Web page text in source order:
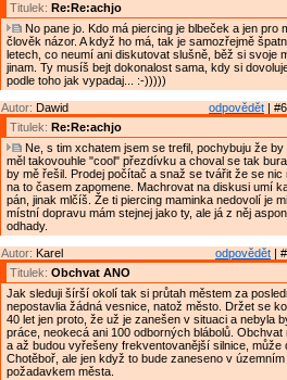
Titulek: Re:Re:achjo
No pane jo. Kdo má piercing je blbeček a jen pro
člověk názor. A když ho má, tak je samozřejmě
letech, co neumí ani diskutovat slušně, běž si svoje
jinam. Ty musíš bejt dokonalost sama, kdy si
podle toho jak vypadaj... :-)))))
odpovědět |
Autor: Dawid
Titulek: Re:Re:achjo
Ne, s tim xchatem jsem se trefil, pochybuju že by
měl takovouhle "cool" přezdívku a choval se tak
by mě řešil. Prodej počítač a snaž se tvářit že se nic
na to časem zapomene. Machrovat na diskusi umí
pán, jinak mlčíš. Že ti piercing maminka nedovolí je
místní dopravu mám stejnej jako ty, ale já z něj
odhady.
odpovědět |
Autor: Karel
Titulek: Obchvat ANO
Jak sleduji šírší okolí tak si průtah městem za
nepostavlia žádná vesnice, natož město. Držet se
40 let jen proto, že už je zanešen v situaci a nebyla
práce, neokecá ani 100 odborných blábolů.
a až budou vyřešeny frekventovanější silnice, může
Chotěboř, ale jen když to bude zaneseno v územním
požadavkem města.